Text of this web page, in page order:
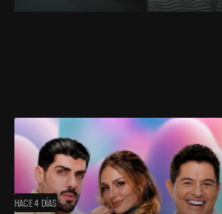
HACE 4 DÍAS